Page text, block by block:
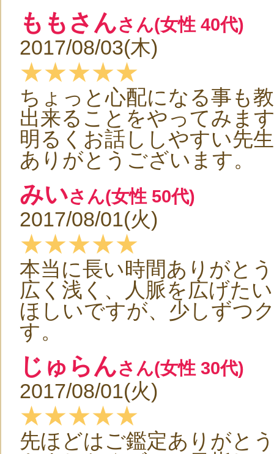
ももさんさん(女性 40代)
2017/08/03(木)
★★★★★
ちょっと心配になる事も
出来ることをやってみま
明るくお話ししやすい先
ありがとうございます。
みいさん(女性 50代)
2017/08/01(火)
★★★★★
本当に長い時間ありがと
広く浅く、人脈を広げた
ほしいですが、少しずつ
す。
じゅらんさん(女性 30代)
2017/08/01(火)
★★★★★
先ほどはご鑑定ありがと